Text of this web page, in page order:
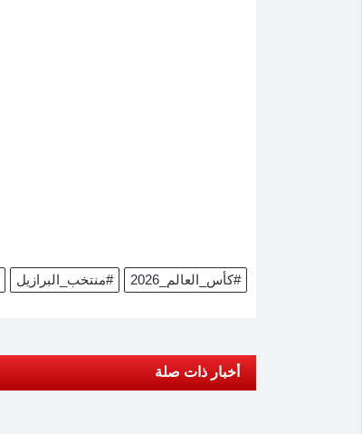
#منتخب_البرازيل #كأس_العالم_2026
أخبار ذات صلة